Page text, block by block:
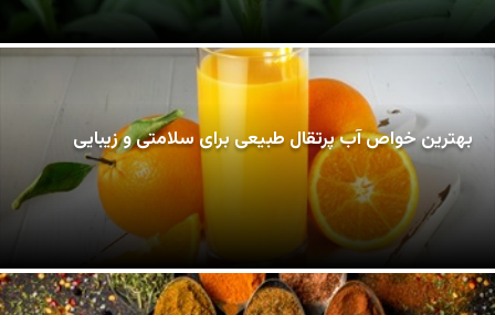
بهترین خواص آب پرتقال طبیعی برای سلامتی و زیبایی